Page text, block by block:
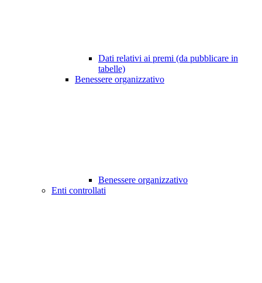
Dati relativi ai premi (da pubblicare in
tabelle)
Benessere organizzativo
Benessere organizzativo
Enti controllati